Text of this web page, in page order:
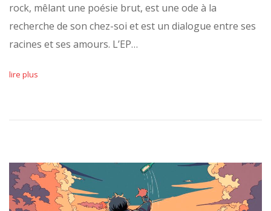
rock, mêlant une poésie brut, est une ode à la
recherche de son chez-soi et est un dialogue entre ses
racines et ses amours. L’EP…
lire plus